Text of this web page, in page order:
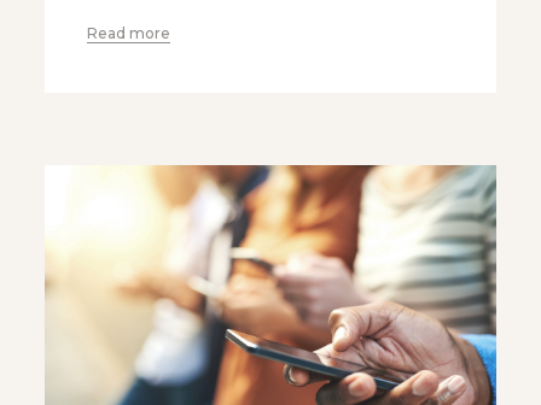
Read more